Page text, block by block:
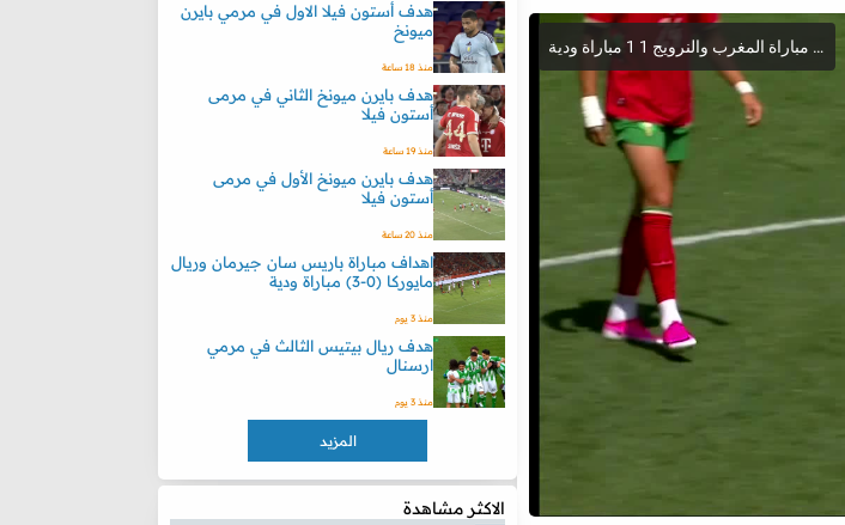
هدف أستون فيلا الاول في مرمي بايرن
ميونخ
منذ 18 ساعة
هدف بايرن ميونخ الثاني في مرمى
أستون فيلا
منذ 19 ساعة
هدف بايرن ميونخ الأول في مرمى
أستون فيلا
منذ 20 ساعة
اهداف مباراة باريس سان جيرمان وريال
مايوركا (0-3) مباراة ودية
منذ 3 يوم
هدف ريال بيتيس الثالث في مرمي
ارسنال
منذ 3 يوم
المزيد
الاكثر مشاهدة